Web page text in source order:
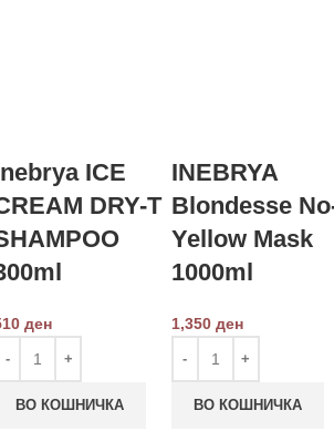
ICE
DRY-T
ден
ВО КОШНИЧКА
INEBRYA
Blondesse
Yellow Mask
1000ml
1,350 ден
ВО КОШНИЧКА